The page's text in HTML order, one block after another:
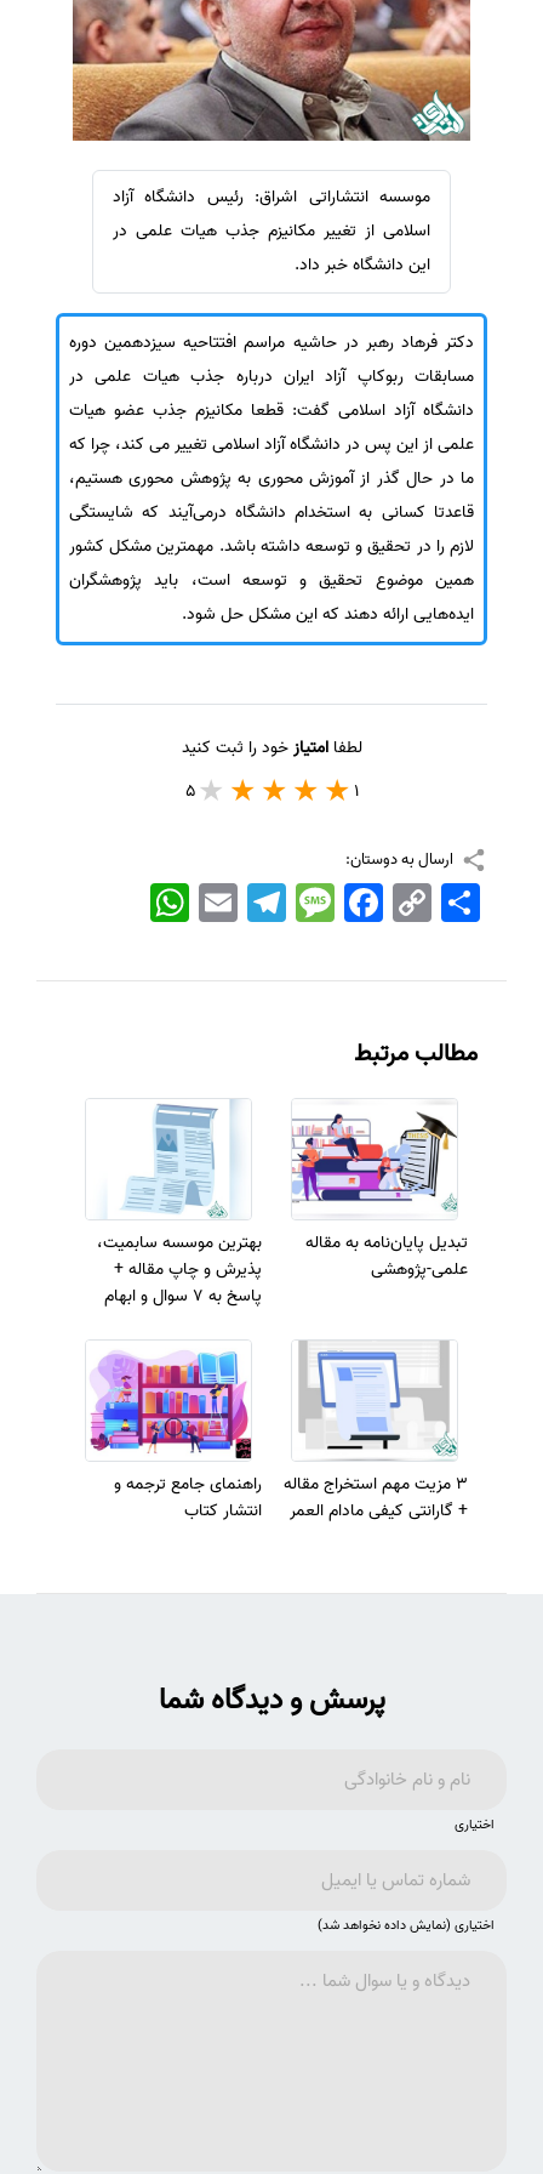
ترجمه عربی به فارسی
مشاهده همه زبان ها
سفارش ویرایش
سفارش پارافریز
سفارش فرمت‌بندی
سفارش کاهش کمیت
سفارش معرفی مجله
سفارش معرفی مقاله
سفارش معرفی کتاب
سفارش چکیده مبسوط
سفارش ترجمه مولتی‌مدیا
سفارش گویندگی
سفارش تولید محتوا
سفارش ترجمه همزمان
سفارش چکیده گرافیکی
سفارش تهیه کاورلتر
سفارش انگیزه‌نامه‌SOP
موسسه انتشاراتی اشراق: رئیس دانشگاه آزاد
اسلامی از تغییر مکانیزم جذب هیات علمی در
این دانشگاه خبر داد.
دکتر فرهاد رهبر در حاشیه مراسم افتتاحیه سیزدهمین دوره
مسابقات ربوکاپ آزاد ایران درباره جذب هیات علمی در
دانشگاه آزاد اسلامی گفت: قطعا مکانیزم جذب عضو هیات
علمی از این پس در دانشگاه آزاد اسلامی تغییر می کند، چرا که
ما در حال گذر از آموزش محوری به پژوهش محوری هستیم،
قاعدتا کسانی به استخدام دانشگاه درمی‌آیند که شایستگی
لازم را در تحقیق و توسعه داشته باشد. مهمترین مشکل کشور
همین موضوع تحقیق و توسعه است، باید پژوهشگران
ایده‌هایی ارائه دهند که این مشکل حل شود.
لطفاامتیازخود را ثبت کنید
1
5
ارسال به دوستان:
WhatsApp EmailTelegramMessageFacebook Copy
Link
اشتراک
مطالب مرتبط
تبدیل پایان‌نامه به مقاله
علمی-پژوهشی
بهترین موسسه سابمیت،
پذیرش و چاپ مقاله +
پاسخ به 7 سوال و ابهام
3 مزیت مهم استخراج مقاله
+ گارانتی کیفی مادام العمر
راهنمای جامع ترجمه و
انتشار کتاب
پرسش و دیدگاه شما
اختیاری
اختیاری (نمایش داده نخواهد شد)